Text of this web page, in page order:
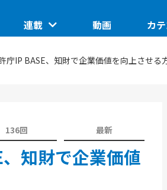
SusHi Tech Tokyo 2026で見えた実装フェー
術
連載
ASCII STARTUP ACADEMY
動画 カ
飲食
庁IP BASE、知財で企業価値を向上させる
136回 最新
知財で企業価値